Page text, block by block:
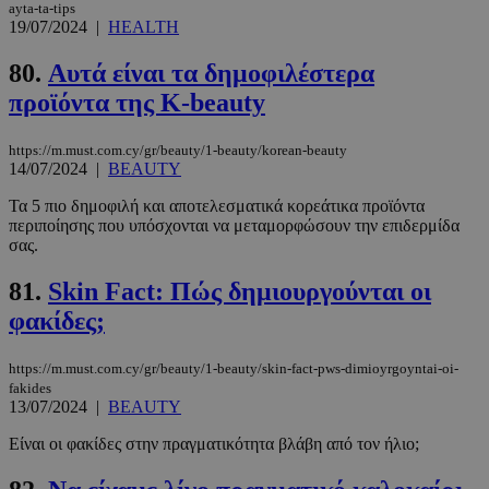
ayta-ta-tips
19/07/2024 | HEALTH
80. Αυτά είναι τα δημοφιλέστερα
προϊόντα της K-beauty
https://m.must.com.cy/gr/beauty/1-beauty/korean-beauty
14/07/2024 | BEAUTY
Τα 5 πιο δημοφιλή και αποτελεσματικά κορεάτικα προϊόντα
περιποίησης που υπόσχονται να μεταμορφώσουν την επιδερμίδα
σας.
81. Skin Fact: Πώς δημιουργούνται οι
φακίδες;
https://m.must.com.cy/gr/beauty/1-beauty/skin-fact-pws-dimioyrgoyntai-oi-
fakides
13/07/2024 | BEAUTY
Είναι οι φακίδες στην πραγματικότητα βλάβη από τον ήλιο;
Τα απολύτως απαραίτητα cookies επιτρέπουν
σύνδεση χρήστη και τη διαχείριση λογαριασμού.
Ο ιστότοπος δεν μπορεί να χρησιμοποιηθεί σωστά
χωρίς τα απολύτως απαραίτητα cookies.
Πεδίο
PinToTopCookie
.twitter.com